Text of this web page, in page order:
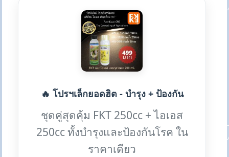
🔥 โปรฯเล็กยอดฮิต - บำรุง + ป้องกัน
ชุดคู่สุดคุ้ม FKT 250cc + ไอเอส
250cc ทั้งบำรุงและป้องกันโรค ใน
ราคาเดียว